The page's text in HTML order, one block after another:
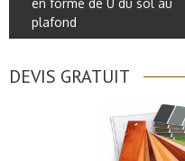
en forme de U du sol au
plafond
DEVIS GRATUIT